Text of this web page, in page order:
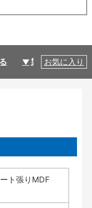
製品仕様
お気に入り
ト張りMDF